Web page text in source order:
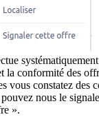
la conformité des
vous constatez des
nous le
».